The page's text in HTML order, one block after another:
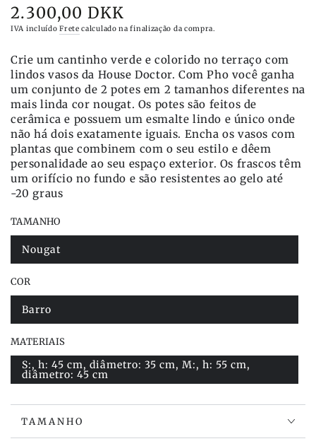
Preço
2.300,00 DKK
IVA incluídoFrete calculado na finalização da compra.
Crie um cantinho verde e colorido no terraço com
lindos vasos da House Doctor. Com Pho você ganha
um conjunto de 2 potes em 2 tamanhos diferentes na
mais linda cor nougat. Os potes são feitos de
cerâmica e possuem um esmalte lindo e único onde
não há dois exatamente iguais. Encha os vasos com
plantas que combinem com o seu estilo e dêem
personalidade ao seu espaço exterior. Os frascos têm
um orifício no fundo e são resistentes ao gelo até
-20 graus
TAMANHO
Nougat
Variante
esgotada
indisponível
COR
Barro
Variante
esgotada
indisponível
MATERIAIS
S:, h: 45 cm, diâmetro: 35 cm, M:, h: 55 cm,
diâmetro: 45 cm
Variante
esgotada
indisponível
TAMANHO